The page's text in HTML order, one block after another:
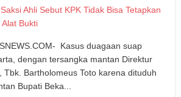
Kasus duagaan suap
dengan tersangka mantan Direktur
Tbk. Bartholomeus Toto karena dituduh
Bupati Beka...